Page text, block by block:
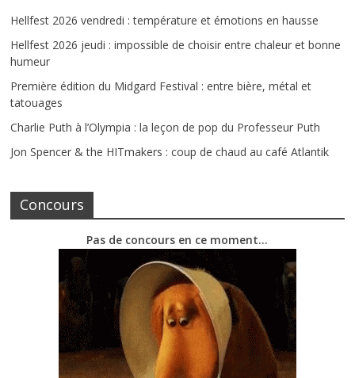
Hellfest 2026 vendredi : température et émotions en hausse
Hellfest 2026 jeudi : impossible de choisir entre chaleur et bonne
humeur
Première édition du Midgard Festival : entre bière, métal et
tatouages
Charlie Puth à l’Olympia : la leçon de pop du Professeur Puth
Jon Spencer & the HITmakers : coup de chaud au café Atlantik
Concours
Pas de concours en ce moment…